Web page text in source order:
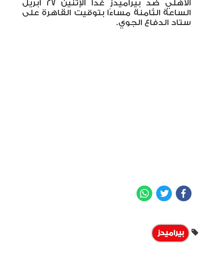
الأهلي ضد بيراميدز غدًا الإثنين ٢٧ ابريل
الساعة الثامنة مساءًا بتوقيت القاهرة على
ستاد الدفاع الجوي.
Facebook
Twitter
بيراميدز